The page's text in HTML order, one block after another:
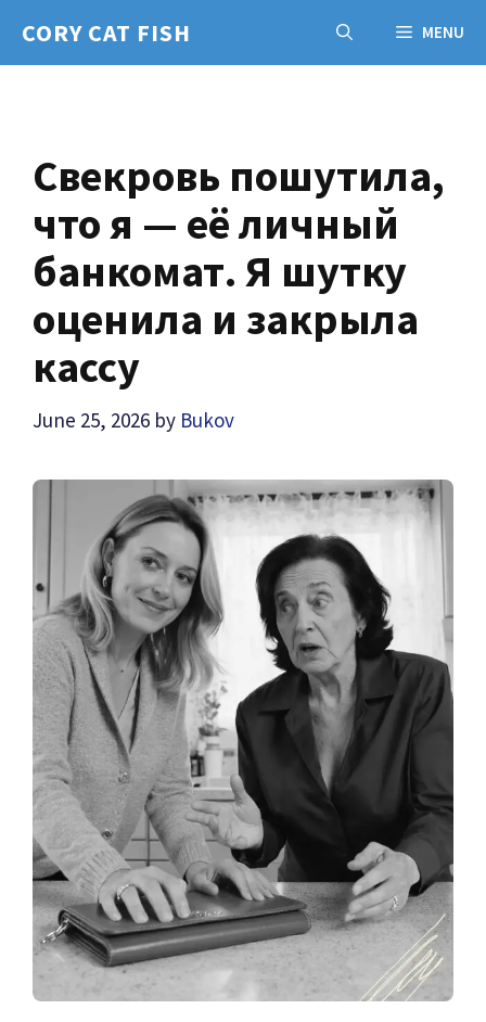
CORY CAT FISH MENU
Свекровь пошутила,
что я — её личный
банкомат. Я шутку
оценила и закрыла
кассу
June 25, 2026 by Bukov